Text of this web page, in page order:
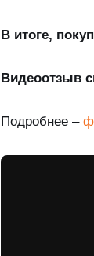
В итоге,
Видеоотзыв
Подробнее –